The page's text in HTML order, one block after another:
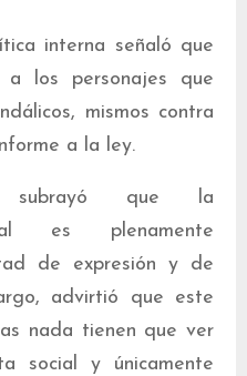
interna señaló que
los personajes que
mismos contra
a la ley.
subrayó que la
es plenamente
de expresión y de
advirtió que este
nada tienen que ver
social y únicamente